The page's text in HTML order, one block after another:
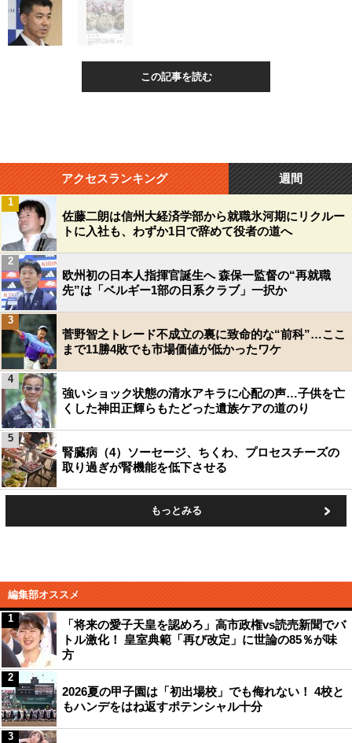
この記事を読む
アクセスランキング 週間
佐藤二朗は信州大経済学部から就職氷河期にリクルー
トに入社も、わずか1日で辞めて役者の道へ
1
欧州初の日本人指揮官誕生へ 森保一監督の“再就職
先”は「ベルギー1部の日系クラブ」一択か
2
菅野智之トレード不成立の裏に致命的な“前科”…ここ
まで11勝4敗でも市場価値が低かったワケ
3
強いショック状態の清水アキラに心配の声…子供を亡
くした神田正輝らもたどった遺族ケアの道のり
4
腎臓病（4）ソーセージ、ちくわ、プロセスチーズの
取り過ぎが腎機能を低下させる
5
もっとみる
編集部オススメ
「将来の愛子天皇を認めろ」高市政権vs読売新聞でバ
トル激化！ 皇室典範「再び改定」に世論の85％が味
方
1
2026夏の甲子園は「初出場校」でも侮れない！ 4校と
もハンデをはね返すポテンシャル十分
2
3